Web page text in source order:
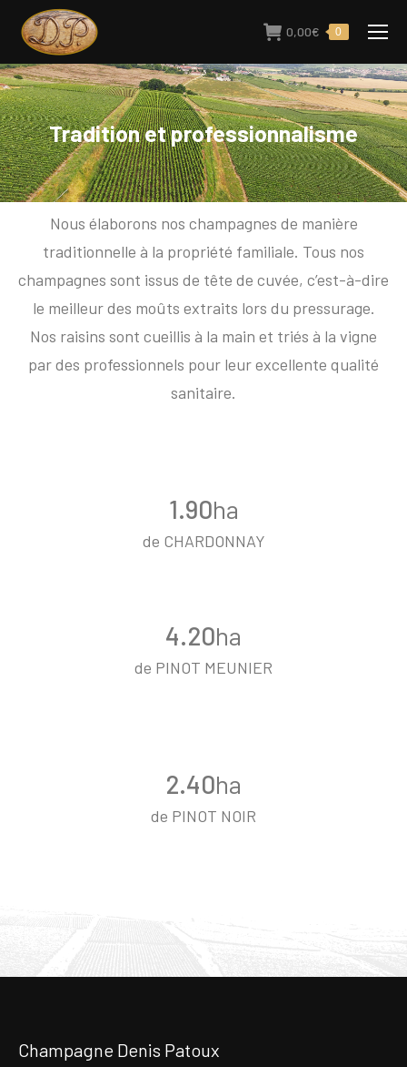
0,00€ 0
Tradition et professionnalisme
Nous élaborons nos champagnes de manière
traditionnelle à la propriété familiale. Tous nos
champagnes sont issus de tête de cuvée, c’est-à-dire
le meilleur des moûts extraits lors du pressurage.
Nos raisins sont cueillis à la main et triés à la vigne
par des professionnels pour leur excellente qualité
sanitaire.
1.90ha
de CHARDONNAY
4.20ha
de PINOT MEUNIER
2.40ha
de PINOT NOIR
Champagne Denis Patoux